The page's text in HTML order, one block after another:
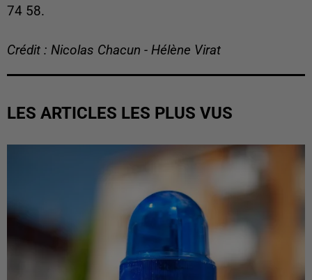
74 58.
Crédit : Nicolas Chacun - Hélène Virat
LES ARTICLES LES PLUS VUS